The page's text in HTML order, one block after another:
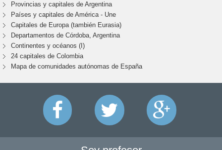
Provincias y capitales de Argentina
Países y capitales de América - Une
Capitales de Europa (también Eurasia)
Departamentos de Córdoba, Argentina
Continentes y océanos (I)
24 capitales de Colombia
Mapa de comunidades autónomas de España